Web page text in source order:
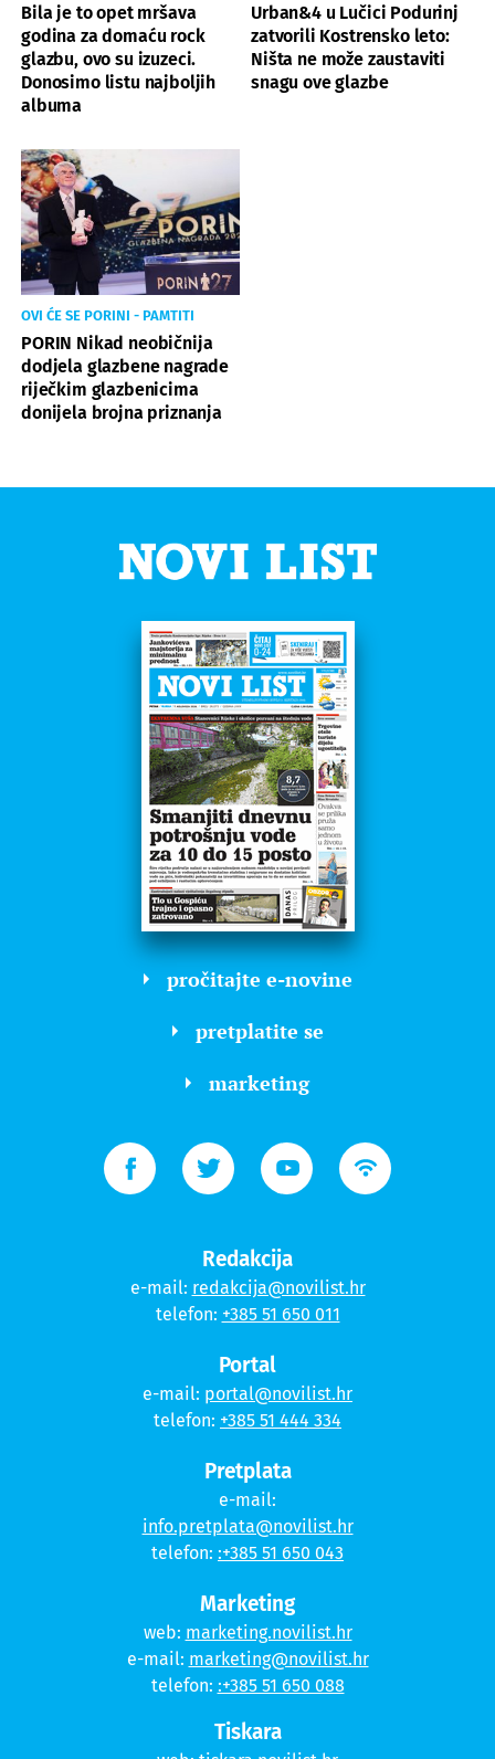
Bila je to opet mršava
godina za domaću rock
glazbu, ovo su izuzeci.
Donosimo listu najboljih
albuma
Urban&4 u Lučici Podurinj
zatvorili Kostrensko leto:
Ništa ne može zaustaviti
snagu ove glazbe
OVI ĆE SE PORINI - PAMTITI
PORIN Nikad neobičnija
dodjela glazbene nagrade
riječkim glazbenicima
donijela brojna priznanja
pročitajte e-novine
pretplatite se
marketing
Redakcija
e-mail: redakcija@novilist.hr
telefon: +385 51 650 011
Portal
e-mail: portal@novilist.hr
telefon: +385 51 444 334
Pretplata
e-mail:
info.pretplata@novilist.hr
telefon: :+385 51 650 043
Marketing
web: marketing.novilist.hr
e-mail: marketing@novilist.hr
telefon: :+385 51 650 088
Tiskara